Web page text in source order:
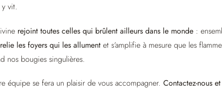
vit.
rejoint toutes celles qui brûlent ailleurs dans le monde :
les foyers qui les allument et s’amplifie à mesure que les
nos bougies singulières.
équipe se fera un plaisir de vous accompagner. Contactez-nous